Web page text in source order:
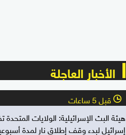
الأخبار العاجلة
l قبل 5 ساعات
هيئة البث الإسرائيلية: الولايات
إسرائيل لبدء وقف إطلاق نار لمدة